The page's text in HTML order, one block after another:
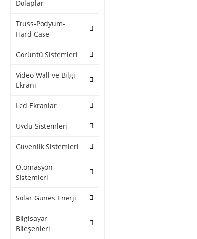
Dolaplar
Truss-Podyum-
Hard Case
Görüntü Sistemleri
Video Wall ve Bilgi
Ekranı
Led Ekranlar
Uydu Sistemleri
Güvenlik Sistemleri
Otomasyon
Sistemleri
Solar Günes Enerji
Bilgisayar
Bileşenleri